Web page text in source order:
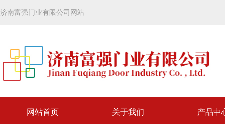
济南富强门业有限公司网站
网站首页 关于我们 产品中